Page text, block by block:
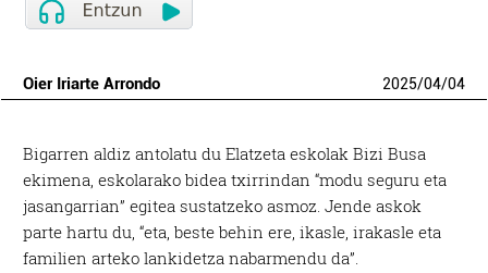
Oier Iriarte Arrondo 2025/04/04
Bigarren aldiz antolatu du Elatzeta eskolak Bizi Busa
ekimena, eskolarako bidea txirrindan “modu seguru eta
jasangarrian” egitea sustatzeko asmoz. Jende askok
parte hartu du, “eta, beste behin ere, ikasle, irakasle eta
familien arteko lankidetza nabarmendu da”.